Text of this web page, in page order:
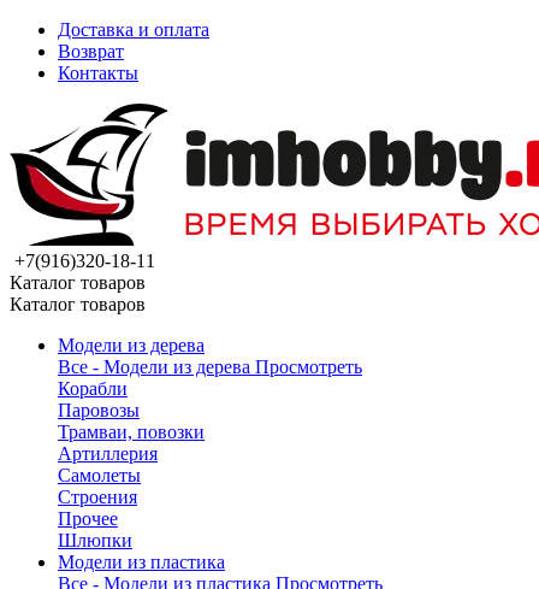
Доставка и оплата
Возврат
Контакты
+7(916)320-18-11
Каталог товаров
Каталог товаров
Модели из дерева
Все - Модели из дерева Просмотреть
Корабли
Паровозы
Трамваи, повозки
Артиллерия
Самолеты
Строения
Прочее
Шлюпки
Модели из пластика
Все - Модели из пластика Просмотреть